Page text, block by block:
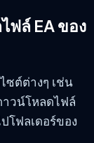
ฟล์ EA ของ
ซต์ต่างๆ เช่น
าวน์โหลดไฟล์
โฟลเดอร์ของ